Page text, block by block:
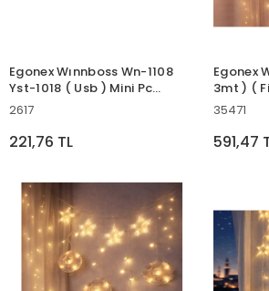
Egonex Wınnboss Wn-1108
Yst-1018 ( Usb ) Mini Pc
Speakaer Hoparlör ( 1+1
2617
221,76 TL
Egonex
3mt ) (
Yıldız
35471
591,47